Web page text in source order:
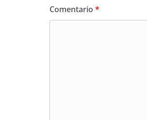
Comentario *